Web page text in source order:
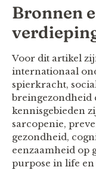
Bronnen
Voor dit artikel
internationaal
spierkracht,
breingezondheid
kennisgebieden
sarcopenie,
gezondheid,
eenzaamheid op
purpose in life